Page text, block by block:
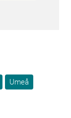
Umeå